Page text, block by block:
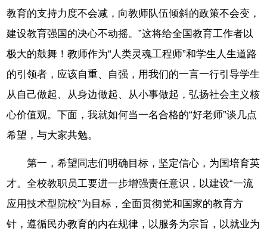
教育的支持力度不会减，向教师队伍倾斜的政策不会变，
建设教育强国的决心不动摇。”这将给全国教育工作者以
极大的鼓舞！教师作为“人类灵魂工程师”和学生人生道路
的引领者，应该自重、自强，用我们的一言一行引导学生
从自己做起、从身边做起、从小事做起，弘扬社会主义核
心价值观。下面，我就如何当一名合格的“好老师”谈几点
希望，与大家共勉。
第一，希望同志们明确目标，坚定信心，为国培育英
才。全校教职员工要进一步增强责任意识，以建设“一流
应用技术型院校”为目标，全面贯彻党和国家的教育方
针，遵循民办教育的内在规律，以服务为宗旨，以就业为